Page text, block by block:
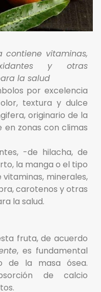
contiene vitaminas,
y otras
la salud
por excelencia
textura y dulce
originario de la
en zonas con climas
-de hilacha, de
la manga o el tipo
minerales,
carotenos y otras
la salud.
fruta, de acuerdo
, es fundamental
de la masa ósea.
de calcio